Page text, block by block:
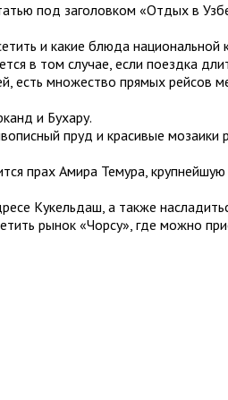
под заголовком «Отдых в
и какие блюда национальной
в том случае, если поездка
есть множество прямых рейсов
и Бухару.
пруд и красивые мозаики
прах Амира Темура,
Кукельдаш, а также
рынок «Чорсу», где можно